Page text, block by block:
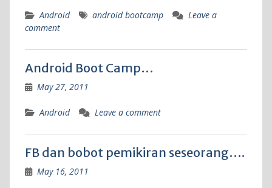
Android android bootcamp
Leave a
comment
Android Boot Camp…
May 27, 2011
Android Leave a comment
FB dan bobot pemikiran seseorang….
May 16, 2011